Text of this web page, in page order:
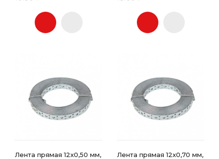
Лента прямая 12х0,50 мм,
Лента прямая 12х0,70 мм,